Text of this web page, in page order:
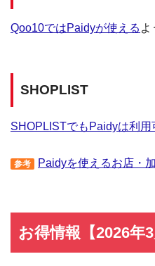
Qoo10ではPaidyが使える よ
SHOPLIST
SHOPLISTでもPaidyは利用
参考 Paidyを使えるお店・
お得情報【2026年3